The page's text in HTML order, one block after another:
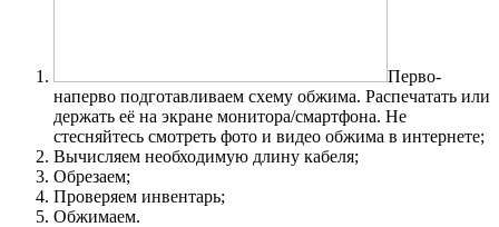
Перво-
наперво подготавливаем схему обжима. Распечатать или
держать её на экране монитора/смартфона. Не
стесняйтесь смотреть фото и видео обжима в интернете;
Вычисляем необходимую длину кабеля;
Обрезаем;
Проверяем инвентарь;
Обжимаем.